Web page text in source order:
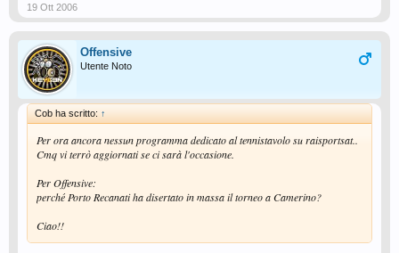
19 Ott 2006
Offensive
Utente Noto
Cob ha scritto: ↑
Per ora ancora nessun programma dedicato al tennistavolo su raisportsat..
Cmq vi terrò aggiornati se ci sarà l'occasione.
Per Offensive:
perché Porto Recanati ha disertato in massa il torneo a Camerino?
Ciao!!